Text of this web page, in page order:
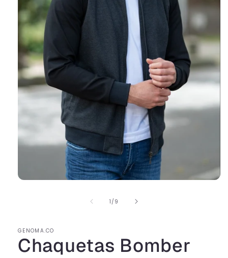
1 /de
9
GENOMA.CO
Chaquetas Bomber